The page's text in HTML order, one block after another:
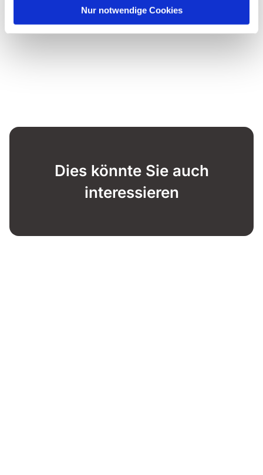
Nur notwendige Cookies
Dies könnte Sie auch
interessieren